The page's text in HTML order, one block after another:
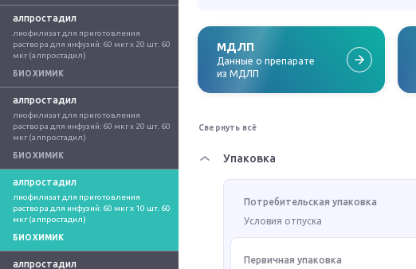
алпростадил
лиофилизат для приготовления
раствора для инфузий: 60 мкг x 20 шт. 60
мкг (алпростадил)
БИОХИМИК
алпростадил
лиофилизат для приготовления
раствора для инфузий: 60 мкг x 20 шт. 60
мкг (алпростадил)
БИОХИМИК
алпростадил
лиофилизат для приготовления
раствора для инфузий: 60 мкг x 10 шт. 60
мкг (алпростадил)
БИОХИМИК
алпростадил
МДЛП
Данные о препарате
из МДЛП
Свернуть всё
Упаковка
Потребительская упаковка
Условия отпуска
Первичная упаковка